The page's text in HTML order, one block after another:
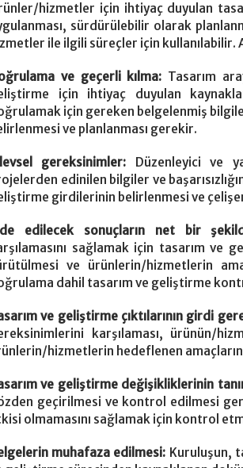
hizmetler için ihtiyaç duyulan
sürdürülebilir olarak
ile ilgili süreçler için kullanılabilir.
ve geçerli kılma: Tasarım
için ihtiyaç duyulan
için gereken belgelenmiş
ve planlanması gerekir.
gereksinimler: Düzenleyici ve
edinilen bilgiler ve
girdilerinin belirlenmesi ve
edilecek sonuçların net bir
sağlamak için tasarım
ve ürünlerin/hizmetlerin
dahil tasarım ve geliştirme
ve geliştirme çıktılarının girdi
karşılaması, ürünün/
hizmetlerin hedeflenen
ve geliştirme değişikliklerinin
geçirilmesi ve kontrol edilmesi
olmamasını sağlamak için kontrol
muhafaza edilmesi: Kuruluşun,